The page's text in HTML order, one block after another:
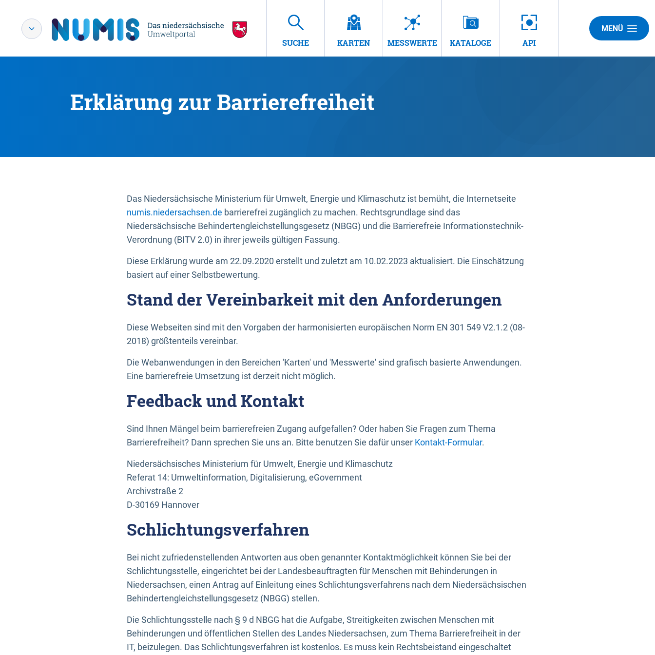
SUCHE KARTEN MESSWERTE KATALOGE API
MENÜ
Erklärung zur Barrierefreiheit
Das Niedersächsische Ministerium für Umwelt, Energie und Klimaschutz ist bemüht, die Internetseite
numis.niedersachsen.de barrierefrei zugänglich zu machen. Rechtsgrundlage sind das
Niedersächsische Behindertengleichstellungsgesetz (NBGG) und die Barrierefreie Informationstechnik-
Verordnung (BITV 2.0) in ihrer jeweils gültigen Fassung.
Diese Erklärung wurde am 22.09.2020 erstellt und zuletzt am 10.02.2023 aktualisiert. Die Einschätzung
basiert auf einer Selbstbewertung.
Stand der Vereinbarkeit mit den Anforderungen
Diese Webseiten sind mit den Vorgaben der harmonisierten europäischen Norm EN 301 549 V2.1.2 (08-
2018) größtenteils vereinbar.
Die Webanwendungen in den Bereichen 'Karten' und 'Messwerte' sind grafisch basierte Anwendungen.
Eine barrierefreie Umsetzung ist derzeit nicht möglich.
Feedback und Kontakt
Sind Ihnen Mängel beim barrierefreien Zugang aufgefallen? Oder haben Sie Fragen zum Thema
Barrierefreiheit? Dann sprechen Sie uns an. Bitte benutzen Sie dafür unser Kontakt-Formular.
Niedersächsisches Ministerium für Umwelt, Energie und Klimaschutz
Referat 14: Umweltinformation, Digitalisierung, eGovernment
Archivstraße 2
D-30169 Hannover
Schlichtungsverfahren
Bei nicht zufriedenstellenden Antworten aus oben genannter Kontaktmöglichkeit können Sie bei der
Schlichtungsstelle, eingerichtet bei der Landesbeauftragten für Menschen mit Behinderungen in
Niedersachsen, einen Antrag auf Einleitung eines Schlichtungsverfahrens nach dem Niedersächsischen
Behindertengleichstellungsgesetz (NBGG) stellen.
Die Schlichtungsstelle nach § 9 d NBGG hat die Aufgabe, Streitigkeiten zwischen Menschen mit
Behinderungen und öffentlichen Stellen des Landes Niedersachsen, zum Thema Barrierefreiheit in der
IT, beizulegen. Das Schlichtungsverfahren ist kostenlos. Es muss kein Rechtsbeistand eingeschaltet